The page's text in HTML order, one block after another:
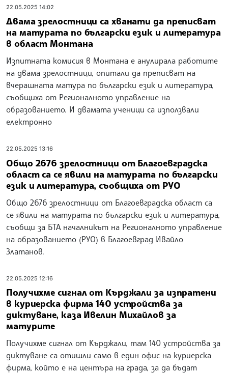
22.05.2025 14:02
Двама зрелостници са хванати да преписват
на матурата по български език и литература
в област Монтана
Изпитната комисия в Монтана е анулирала работите
на двама зрелостници, опитали да преписват на
вчерашната матура по български език и литература,
съобщиха от Регионалното управление на
образованието. И двамата ученици са използвали
електронно
22.05.2025 13:16
Общо 2676 зрелостници от Благоевградска
област са се явили на матурата по български
език и литература, съобщиха от РУО
Общо 2676 зрелостници от Благоевградска област са
се явили на матурата по български език и литература,
съобщи за БТА началникът на Регионалното управление
на образованието (РУО) в Благоевград Ивайло
Златанов.
22.05.2025 12:16
Получихме сигнал от Кърджали за изпратени
в куриерска фирма 140 устройства за
диктуване, каза Ивелин Михайлов за
матурите
Получихме сигнал от Кърджали, там 140 устройства за
диктуване са отишли само в един офис на куриерска
фирма, който е на центъра на града, за да бъдат